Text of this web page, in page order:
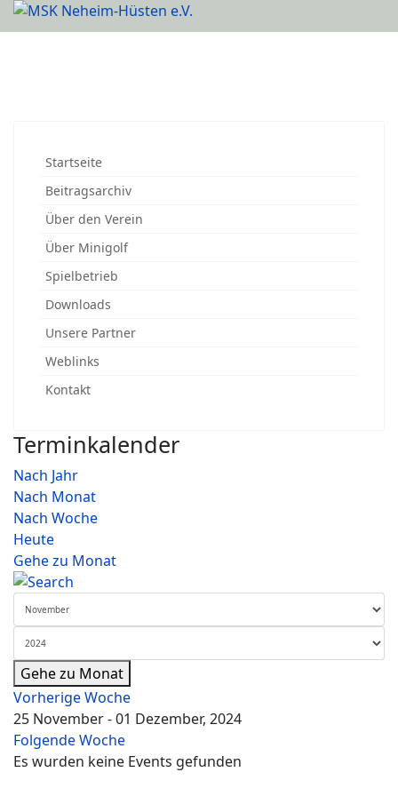
Startseite
Beitragsarchiv
Über den Verein
Über Minigolf
Spielbetrieb
Downloads
Unsere Partner
Weblinks
Kontakt
Terminkalender
Nach Jahr
Nach Monat
Nach Woche
Heute
Gehe zu Monat
Gehe zu Monat
Vorherige Woche
25 November - 01 Dezember, 2024
Folgende Woche
Es wurden keine Events gefunden